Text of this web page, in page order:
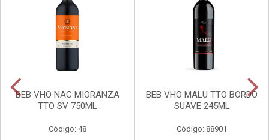
BEB VHO NAC MIORANZA
TTO SV 750ML
Código: 48
BEB VHO MALU TTO BORDO
SUAVE 245ML
Código: 88901